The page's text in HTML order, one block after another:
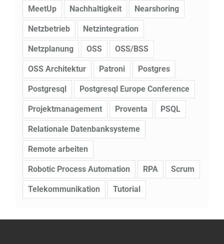
MeetUp Nachhaltigkeit Nearshoring
Netzbetrieb Netzintegration
Netzplanung OSS OSS/BSS
OSS Architektur Patroni Postgres
Postgresql Postgresql Europe Conference
Projektmanagement Proventa PSQL
Relationale Datenbanksysteme
Remote arbeiten
Robotic Process Automation RPA Scrum
Telekommunikation Tutorial